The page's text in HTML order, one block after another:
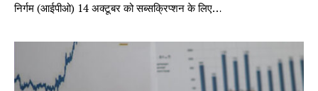
निर्गम (आईपीओ) 14 अक्टूबर को सब्सक्रिप्शन के लिए…